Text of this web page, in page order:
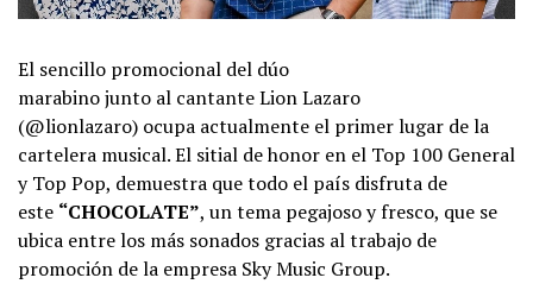
El sencillo promocional del dúo
marabino junto al cantante Lion Lazaro
(@lionlazaro) ocupa actualmente el primer lugar de la
cartelera musical. El sitial de honor en el Top 100 General
y Top Pop, demuestra que todo el país disfruta de
este “CHOCOLATE”, un tema pegajoso y fresco, que se
ubica entre los más sonados gracias al trabajo de
promoción de la empresa Sky Music Group.